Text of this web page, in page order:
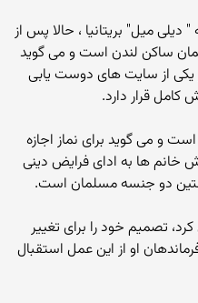
دیلی میل" بریتانیا ، حالا پس از
ساکن لندن است و می گوید
یکی از سایت های دوست یابی
کامل قرار دارد.
و می گوید برای نماز اجازه
خانم ها به ادای فرایض دینی
دو جنسه مسلمان است.
تصمیم خود را برای تغییر
او از این عمل استقبال